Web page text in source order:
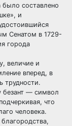
было составлено
и
Сенатом в 1729-
города
величие и
вперед, в
трудности.
безант — символ
что
человека.